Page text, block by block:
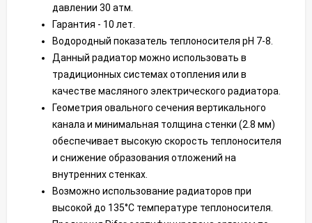
давлении 30 атм.
Гарантия - 10 лет.
Водородный показатель теплоносителя рН 7-8.
Данный радиатор можно использовать в
традиционных системах отопления или в
качестве масляного электрического радиатора.
Геометрия овального сечения вертикального
канала и минимальная толщина стенки (2.8 мм)
обеспечивает высокую скорость теплоносителя
и снижение образования отложений на
внутренних стенках.
Возможно использование радиаторов при
высокой до 135°С температуре теплоносителя.